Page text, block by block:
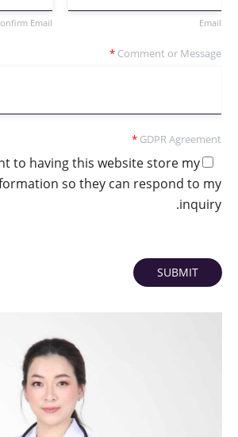
Email
Email
Comment or Message
*
GDPR Agreement
*
to having this website store my
so they can respond to my
inquiry.
SUBMIT